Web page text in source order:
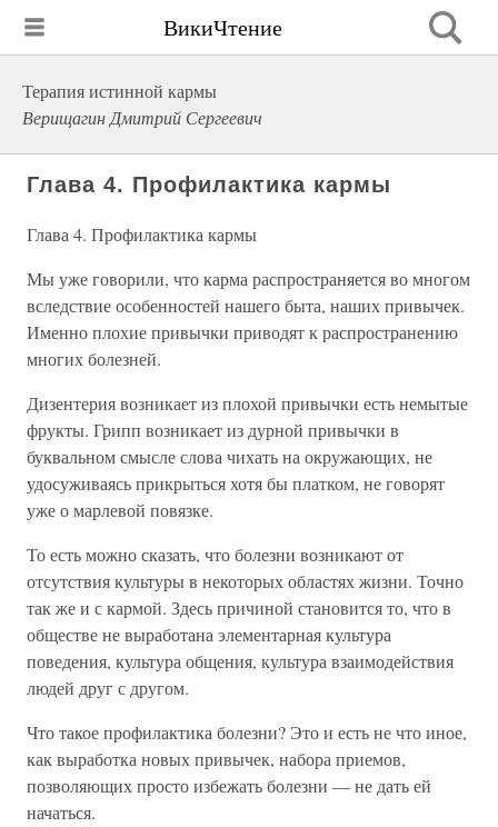
ВикиЧтение
Терапия истинной кармы
Верищагин Дмитрий Сергеевич
Глава 4. Профилактика кармы
Глава 4. Профилактика кармы
Мы уже говорили, что карма распространяется во многом
вследствие особенностей нашего быта, наших привычек.
Именно плохие привычки приводят к распространению
многих болезней.
Дизентерия возникает из плохой привычки есть немытые
фрукты. Грипп возникает из дурной привычки в
буквальном смысле слова чихать на окружающих, не
удосуживаясь прикрыться хотя бы платком, не говорят
уже о марлевой повязке.
То есть можно сказать, что болезни возникают от
отсутствия культуры в некоторых областях жизни. Точно
так же и с кармой. Здесь причиной становится то, что в
обществе не выработана элементарная культура
поведения, культура общения, культура взаимодействия
людей друг с другом.
Что такое профилактика болезни? Это и есть не что иное,
как выработка новых привычек, набора приемов,
позволяющих просто избежать болезни — не дать ей
начаться.